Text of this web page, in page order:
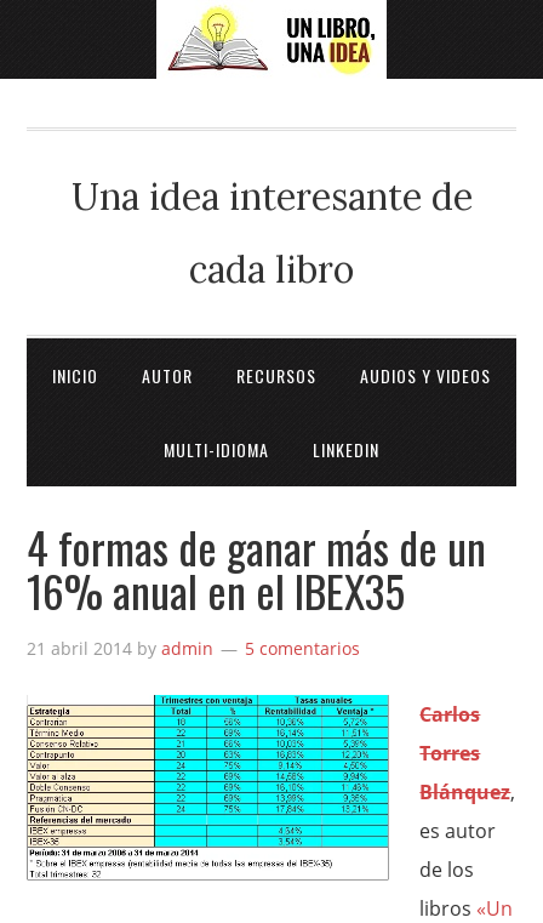
Una idea interesante de
cada libro
INICIO AUTOR RECURSOS AUDIOS Y VIDEOS
MULTI-IDIOMA LINKEDIN
4 formas de ganar más de un
16% anual en el IBEX35
21 abril 2014 byadmin 5 comentarios
Carlos
Torres
Blánquez,
es autor
de los
libros «Un